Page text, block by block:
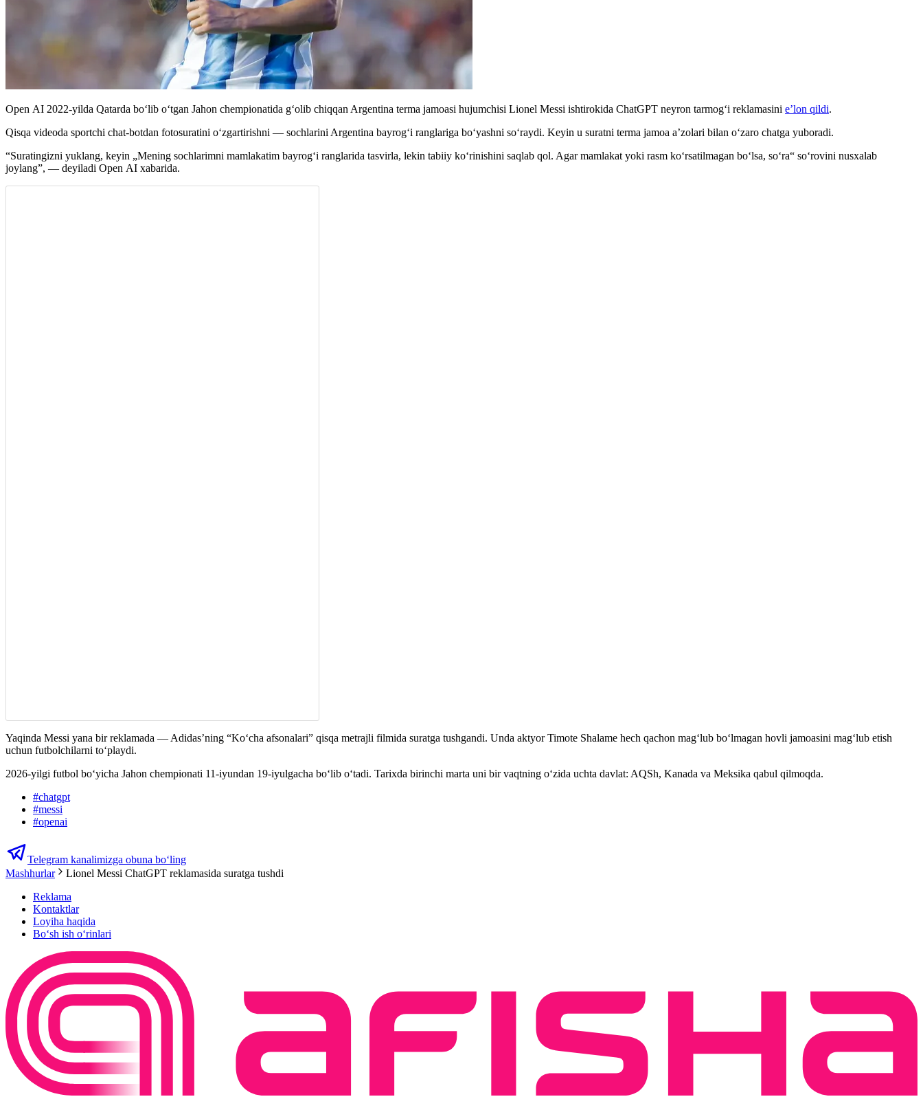
Open AI 2022-yilda Qatarda bo‘lib o‘tgan Jahon chempionatida g‘olib chiqqan Argentina terma jamoasi hujumchisi Lionel Messi ishtirokida ChatGPT neyron tarmog‘i reklamasini e’lon qildi.
Qisqa videoda sportchi chat-botdan fotosuratini o‘zgartirishni — sochlarini Argentina bayrog‘i ranglariga bo‘yashni so‘raydi. Keyin u suratni terma jamoa a’zolari bilan oʻzaro chatga yuboradi.
“Suratingizni yuklang, keyin „Mening sochlarimni mamlakatim bayrog‘i ranglarida tasvirla, lekin tabiiy ko‘rinishini saqlab qol. Agar mamlakat yoki rasm ko‘rsatilmagan bo‘lsa, soʻra“ so‘rovini nusxalab
joylang”, — deyiladi Open AI xabarida.
Yaqinda Messi yana bir reklamada — Adidas’ning “Koʻcha afsonalari” qisqa metrajli filmida suratga tushgandi. Unda aktyor Timote Shalame hech qachon mag‘lub bo‘lmagan hovli jamoasini mag‘lub etish
uchun futbolchilarni to‘playdi.
2026-yilgi futbol bo‘yicha Jahon chempionati 11-iyundan 19-iyulgacha bo‘lib o‘tadi. Tarixda birinchi marta uni bir vaqtning o‘zida uchta davlat: AQSh, Kanada va Meksika qabul qilmoqda.
#chatgpt
#messi
#openai
Telegram kanalimizga obuna bo‘ling
Mashhurlar
Lionel Messi ChatGPT reklamasida suratga tushdi
Reklama
Kontaktlar
Loyiha haqida
Bo‘sh ish o‘rinlari